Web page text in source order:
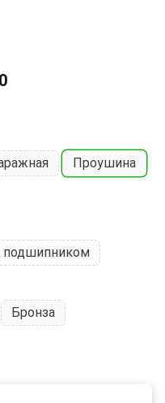
Проушина
подшипником
Бронза